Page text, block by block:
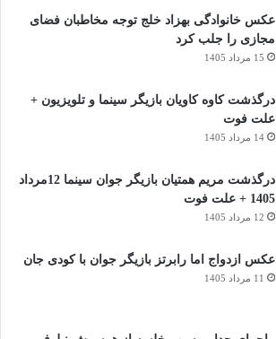
عکس خانوادگی بهزاد خلج توجه مخاطبان فضای
مجازی را جلب کرد
15 مرداد 1405
درگذشت کاوه کاویان بازیگر سینما و تلویزیون +
علت فوت
14 مرداد 1405
درگذشت مریم همتیان بازیگر جوان سینما 12مرداد
1405 + علت فوت
12 مرداد 1405
عکس ازدواج اما رابرتز بازیگر جوان با کودی جان
11 مرداد 1405